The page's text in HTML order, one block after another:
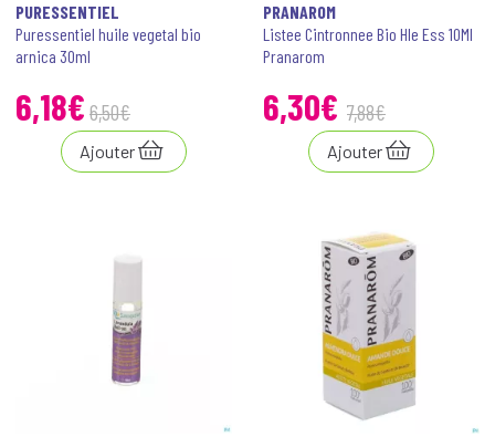
PURESSENTIEL
Puressentiel huile vegetal bio
arnica 30ml
6,18€ 6,50€
Ajouter
PRANAROM
Listee Cintronnee Bio Hle Ess 10Ml
Pranarom
6,30€ 7,88€
Ajouter